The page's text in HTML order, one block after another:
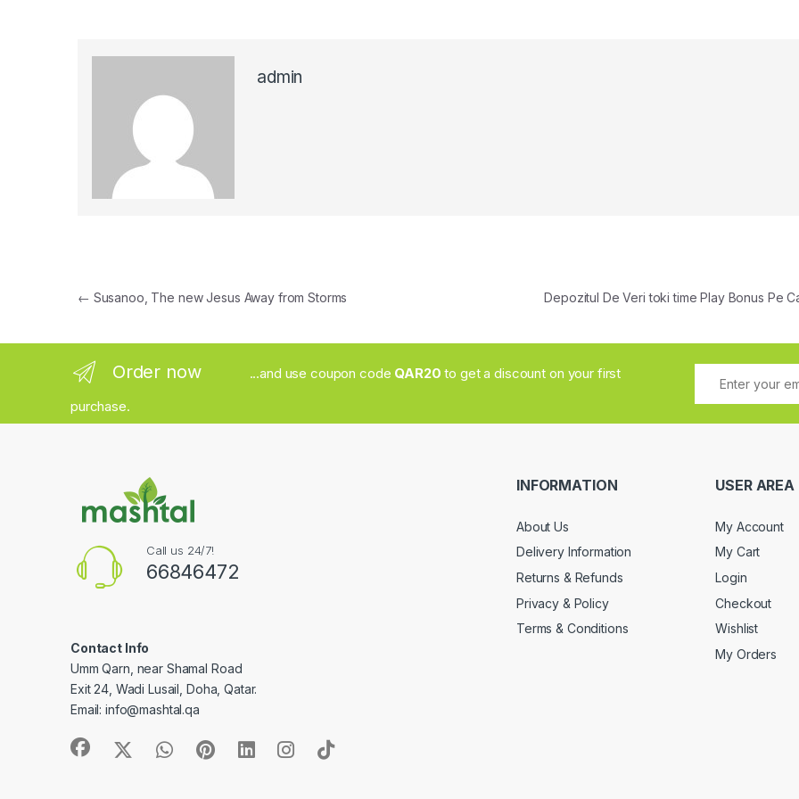
admin
Post navigation
← Susanoo, The new Jesus Away from Storms Depozitul De Veri toki time Play Bonus Pe
Order now ...and use coupon code QAR20 to get a discount on your first
purchase.
Call us 24/7!
66846472
Contact Info
Umm Qarn, near Shamal Road
Exit 24, Wadi Lusail, Doha, Qatar.
Email:info@mashtal.qa
INFORMATION
About Us
Delivery Information
Returns & Refunds
Privacy & Policy
Terms & Conditions
USER AREA
My Account
My Cart
Login
Checkout
Wishlist
My Orders